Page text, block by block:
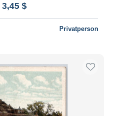
3,45 $
Privatperson